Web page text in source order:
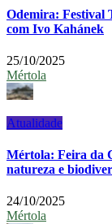
Odemira: Festival
com Ivo Kahánek
25/10/2025
Mértola
Atualidade
Mértola: Feira da
natureza e
24/10/2025
Mértola